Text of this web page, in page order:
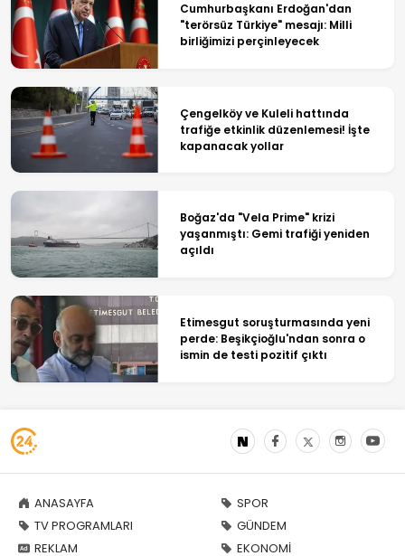
Cumhurbaşkanı Erdoğan'dan
"terörsüz Türkiye" mesajı: Milli
birliğimizi perçinleyecek
Çengelköy ve Kuleli hattında
trafiğe etkinlik düzenlemesi! İşte
kapanacak yollar
Boğaz'da "Vela Prime" krizi
yaşanmıştı: Gemi trafiği yeniden
açıldı
Etimesgut soruşturmasında yeni
perde: Beşikçioğlu'ndan sonra o
ismin de testi pozitif çıktı
ANASAYFA
TV PROGRAMLARI
REKLAM
SPOR
GÜNDEM
EKONOMİ